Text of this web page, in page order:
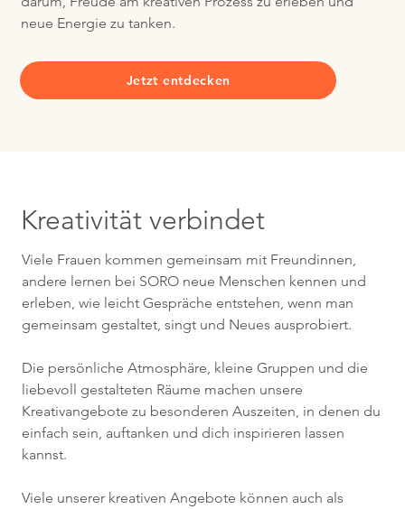
neue Energie zu tanken.
Jetzt entdecken
Kreativität verbindet
Viele Frauen kommen gemeinsam mit Freundinnen,
andere lernen bei SORO neue Menschen kennen und
erleben, wie leicht Gespräche entstehen, wenn man
gemeinsam gestaltet, singt und Neues ausprobiert.
Die persönliche Atmosphäre, kleine Gruppen und die
liebevoll gestalteten Räume machen unsere
Kreativangebote zu besonderen Auszeiten, in denen du
einfach sein, auftanken und dich inspirieren lassen
kannst.
Viele unserer kreativen Angebote können auch als